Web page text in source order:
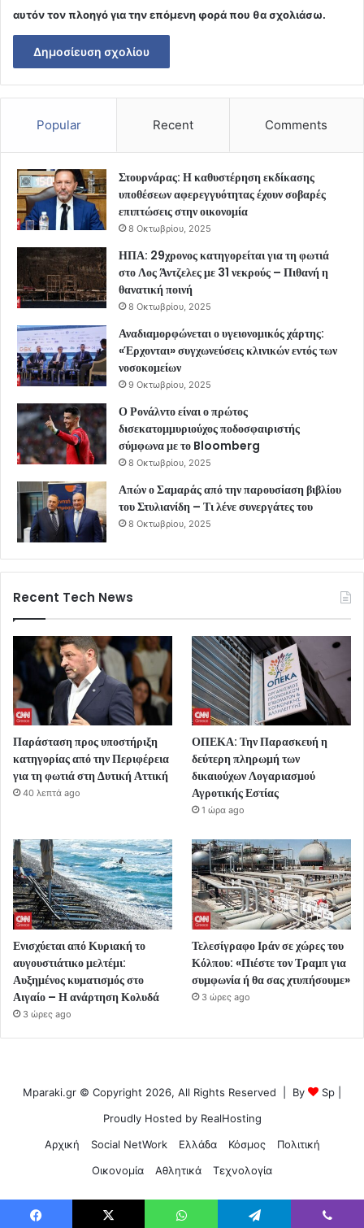
αυτόν τον πλοηγό για την επόμενη φορά που θα σχολιάσω.
Popular Recent Comments
Στουρνάρας: Η καθυστέρηση εκδίκασης
υποθέσεων αφερεγγυότητας έχουν σοβαρές
επιπτώσεις στην οικονομία
8 Οκτωβρίου, 2025
ΗΠΑ: 29χρονος κατηγορείται για τη φωτιά
στο Λος Άντζελες με 31 νεκρούς – Πιθανή η
θανατική ποινή
8 Οκτωβρίου, 2025
Αναδιαμορφώνεται ο υγειονομικός χάρτης:
«Έρχονται» συγχωνεύσεις κλινικών εντός των
νοσοκομείων
9 Οκτωβρίου, 2025
Ο Ρονάλντο είναι ο πρώτος
δισεκατομμυριούχος ποδοσφαιριστής
σύμφωνα με το Bloomberg
8 Οκτωβρίου, 2025
Απών ο Σαμαράς από την παρουσίαση βιβλίου
του Στυλιανίδη – Τι λένε συνεργάτες του
8 Οκτωβρίου, 2025
Recent Tech News
Παράσταση προς υποστήριξη
κατηγορίας από την Περιφέρεια
για τη φωτιά στη Δυτική Αττική
40 λεπτά ago
ΟΠΕΚΑ: Την Παρασκευή η
δεύτερη πληρωμή των
δικαιούχων Λογαριασμού
Αγροτικής Εστίας
1 ώρα ago
Ενισχύεται από Κυριακή το
αυγουστιάτικο μελτέμι:
Αυξημένος κυματισμός στο
Αιγαίο – Η ανάρτηση Κολυδά
3 ώρες ago
Τελεσίγραφο Ιράν σε χώρες του
Κόλπου: «Πιέστε τον Τραμπ για
συμφωνία ή θα σας χτυπήσουμε»
3 ώρες ago
Mparaki.gr © Copyright 2026, All Rights Reserved | By Sp
Proudly Hosted by RealHosting
Αρχική
Social NetWork Ελλάδα Κόσμος
Πολιτική
Οικονομία
Αθλητικά Τεχνολογία